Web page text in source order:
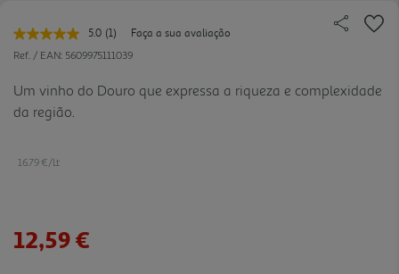
5.0 Leu
uma
Link
para
(1)
Faça a sua avaliação
Ref. / EAN: 5609975111039
Um vinho do Douro que expressa a riqueza e complexidade
da região.
16.79 €/Lt
12,59 €